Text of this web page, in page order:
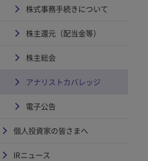
株式事務手続きについて
株主還元（配当金等）
株主総会
アナリストカバレッジ
電子公告
個人投資家の皆さまへ
IRニュース